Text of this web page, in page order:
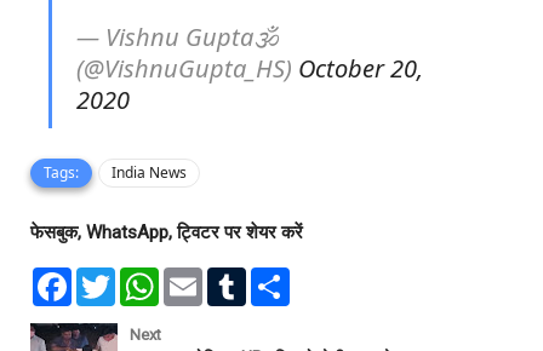
— Vishnu Gupta🕉
(@VishnuGupta_HS) October 20,
2020
Tags: India News
फेसबुक, WhatsApp, ट्विटर पर शेयर करें
F
e
T
w
t
W
t
E
T
Next